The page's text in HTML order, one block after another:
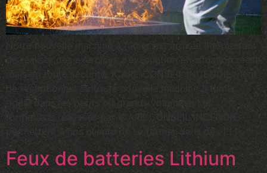
Notre nouvelle machine à fumer est arrivée !Permettant
de réaliser des exercices d’évacuation en situation réelle
mais en toute sécurité, ICARE CONSEIL INCENDIE vient
de réceptionner sa toute nouvelle machine à fumer
(idéal dans les petits ou grands volumes). Les
formations réalisées par ICARE CONSEIL INCENDIE
permettent à nos clients de se former dans des […]
Feux de batteries Lithium